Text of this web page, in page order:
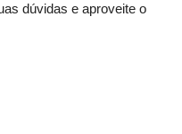
dúvidas e aproveite o